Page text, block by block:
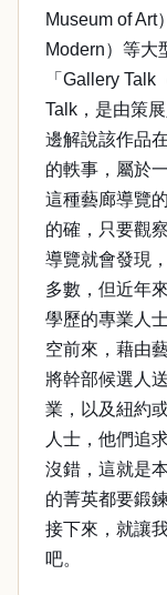
Museum of Art
Modern）等大
「Gallery
Talk，是由策
邊解說該作品
的軼事，屬於
這種藝廊導覽
的確，只要觀
導覽就會發現
多數，但近年
學歷的專業人
空前來，藉由
將幹部候選人
業，以及紐約
人士，他們追
沒錯，這就是
的菁英都要鍛
接下來，就讓
吧。